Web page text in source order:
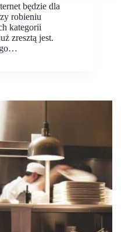
będzie dla
robieniu
kategorii
zresztą jest.